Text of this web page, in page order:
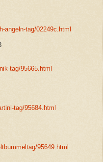
angeln-tag/02249c.html
tag/95665.html
tag/95684.html
95649.html